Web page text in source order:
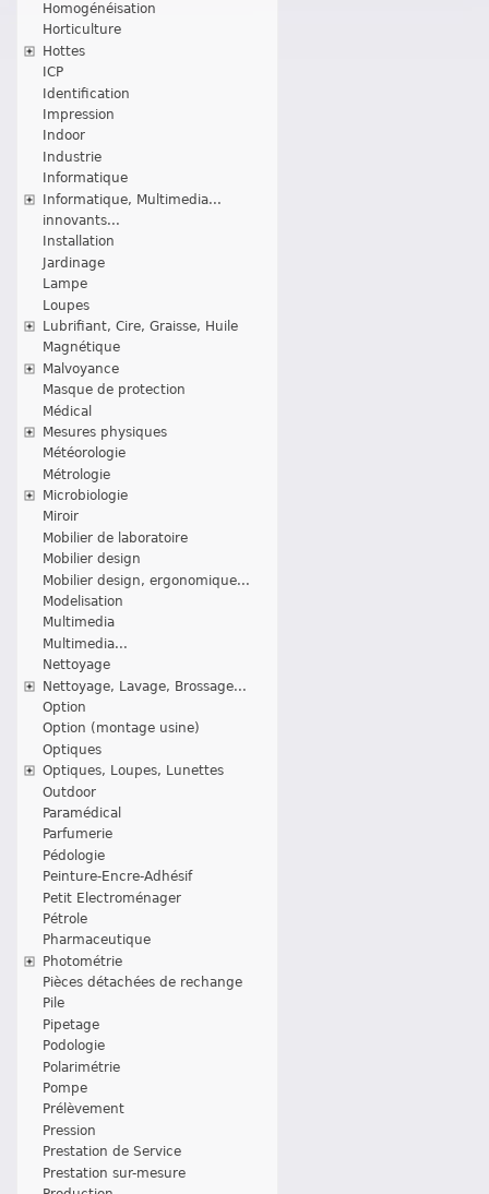
Homogénéisation
Horticulture
Hottes
ICP
Identification
Impression
Indoor
Industrie
Informatique
Informatique, Multimedia...
innovants...
Installation
Jardinage
Lampe
Loupes
Lubrifiant, Cire, Graisse, Huile
Magnétique
Malvoyance
Masque de protection
Médical
Mesures physiques
Météorologie
Métrologie
Microbiologie
Miroir
Mobilier de laboratoire
Mobilier design
Mobilier design, ergonomique...
Modelisation
Multimedia
Multimedia...
Nettoyage
Nettoyage, Lavage, Brossage...
Option
Option (montage usine)
Optiques
Optiques, Loupes, Lunettes
Outdoor
Paramédical
Parfumerie
Pédologie
Peinture-Encre-Adhésif
Petit Electroménager
Pétrole
Pharmaceutique
Photométrie
Pièces détachées de rechange
Pile
Pipetage
Podologie
Polarimétrie
Pompe
Prélèvement
Pression
Prestation de Service
Prestation sur-mesure